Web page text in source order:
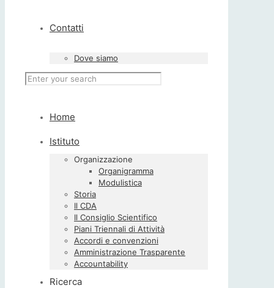
Contatti
Dove siamo
Home
Istituto
Organizzazione
Organigramma
Modulistica
Storia
Il CDA
Il Consiglio Scientifico
Piani Triennali di Attività
Accordi e convenzioni
Amministrazione Trasparente
Accountability
Ricerca